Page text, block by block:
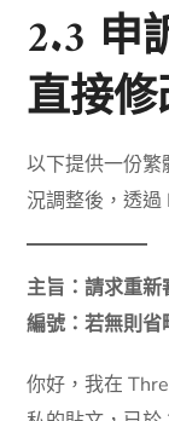
2.3 申
直接修
以下提供一份
況調整後，透過
主旨：請求重
編號：若無則省
你好，我在